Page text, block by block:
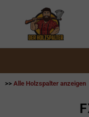
>> Alle Holzspalter anzeigen